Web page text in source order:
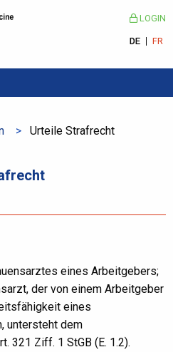
LOGIN
DE FR
Aktuelle Seite:
Urteile Strafrecht
eines Arbeitgebers;
der von einem Arbeitgeber
eines
untersteht dem
321 Ziff. 1 StGB (E. 1.2).